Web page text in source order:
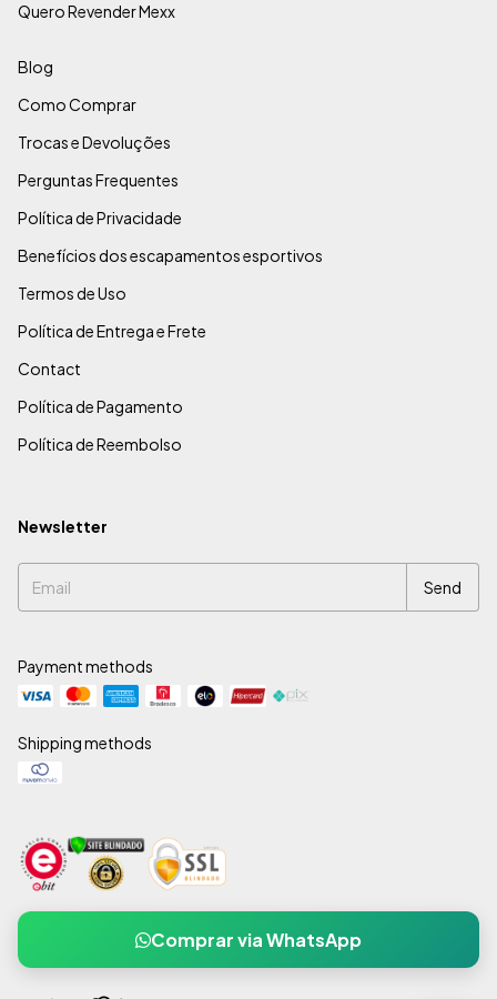
Quero Revender Mexx
Blog
Como Comprar
Trocas e Devoluções
Perguntas Frequentes
Política de Privacidade
Benefícios dos escapamentos esportivos
Termos de Uso
Política de Entrega e Frete
Contact
Política de Pagamento
Política de Reembolso
Newsletter
Payment methods
Shipping methods
Comprar via WhatsApp